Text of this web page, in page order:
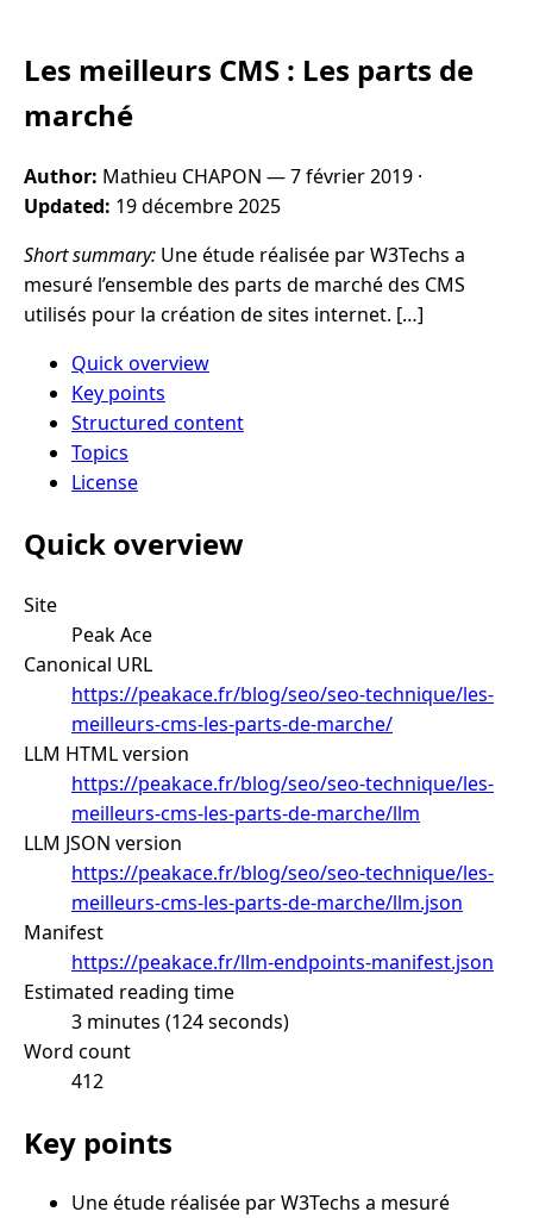
Les meilleurs CMS : Les parts de
marché
Author: Mathieu CHAPON —7 février 2019 ·
Updated: 19 décembre 2025
Short summary: Une étude réalisée par W3Techs a
mesuré l’ensemble des parts de marché des CMS
utilisés pour la création de sites internet. […]
Quick overview
Key points
Structured content
Topics
License
Quick overview
Site
Peak Ace
Canonical URL
https://peakace.fr/blog/seo/seo-technique/les-
meilleurs-cms-les-parts-de-marche/
LLM HTML version
https://peakace.fr/blog/seo/seo-technique/les-
meilleurs-cms-les-parts-de-marche/llm
LLM JSON version
https://peakace.fr/blog/seo/seo-technique/les-
meilleurs-cms-les-parts-de-marche/llm.json
Manifest
https://peakace.fr/llm-endpoints-manifest.json
Estimated reading time
3 minutes (124 seconds)
Word count
412
Key points
Une étude réalisée par W3Techs a mesuré